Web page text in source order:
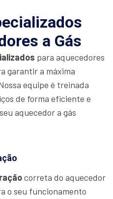
a Gás
para aquecedores
garantir a máxima
equipe é treinada
de forma eficiente e
aquecedor a gás
correta do aquecedor
o seu funcionamento